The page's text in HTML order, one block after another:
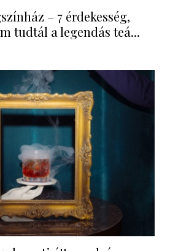
– 7 érdekesség,
tudtál a legendás teá...